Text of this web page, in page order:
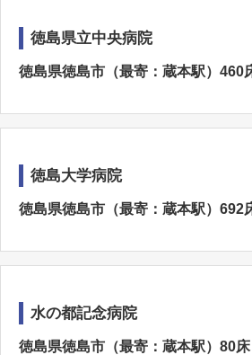
徳島県立中央病院
徳島県徳島市（最寄：蔵本駅）460
徳島大学病院
徳島県徳島市（最寄：蔵本駅）692
水の都記念病院
徳島県徳島市（最寄：蔵本駅）80床